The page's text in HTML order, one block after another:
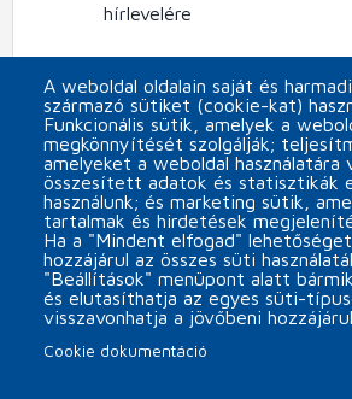
hírlevelére
CAPTCHA
A weboldal oldalain saját és
származó sütiket (cookie-kat)
Funkcionális sütik, amelyek a
megkönnyítését szolgálják;
amelyeket a weboldal használatára
összesített adatok és statisztikák
használunk; és marketing sütik,
tartalmak és hirdetések
Ha a "Mindent elfogad"
hozzájárul az összes süti
"Beállítások" menüpont alatt
és elutasíthatja az egyes süti-
visszavonhatja a jövőbeni
Cookie dokumentáció